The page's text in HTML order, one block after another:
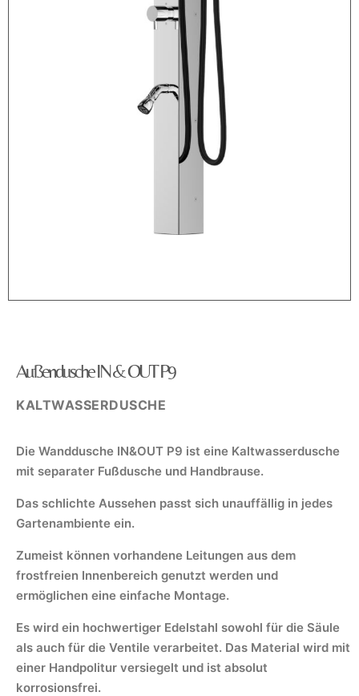
Außendusche IN & OUT P9
KALTWASSERDUSCHE
Die Wanddusche IN&OUT P9 ist eine Kaltwasserdusche
mit separater Fußdusche und Handbrause.
Das schlichte Aussehen passt sich unauffällig in jedes
Gartenambiente ein.
Zumeist können vorhandene Leitungen aus dem
frostfreien Innenbereich genutzt werden und
ermöglichen eine einfache Montage.
Es wird ein hochwertiger Edelstahl sowohl für die Säule
als auch für die Ventile verarbeitet. Das Material wird mit
einer Handpolitur versiegelt und ist absolut
korrosionsfrei.